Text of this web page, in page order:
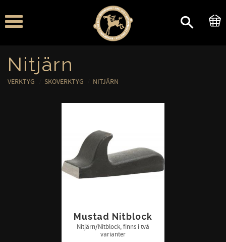
Meny
Nitjärn
VERKTYG SKOVERKTYG NITJÄRN
Mustad Nitblock
Nitjärn/Nitblock, finns i två
varianter